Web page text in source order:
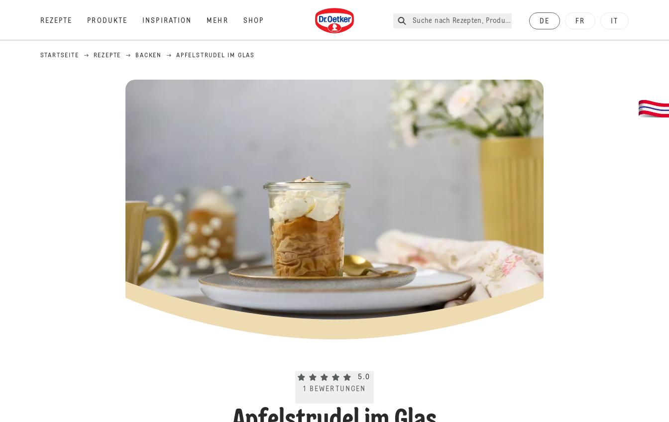
REZEPTE PRODUKTE INSPIRATION MEHR SHOP
Dr. Oetker
Suche nach Rezepten, Produkte, etc. DE FR
STARTSEITE REZEPTE BACKEN APFELSTRUDEL IM GLAS
Current rating 5.0. Click to rate.
5.0
1
BEWERTUNGEN